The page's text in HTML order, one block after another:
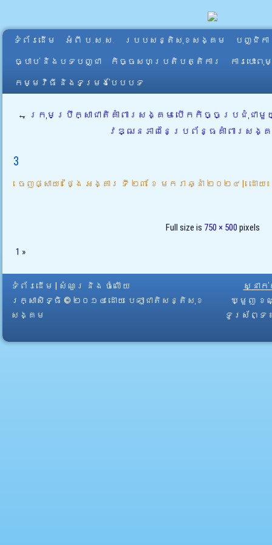
ទំព័រដើម អំពី​ ប.ស.ស. របបសន្តិសុខសង្គម បញ្ជិកា
ច្បាប់ និងបទបញ្ជា កិច្ចសហប្រតិបត្តិការ ការបោះ
កម្មវិធី និងទម្រង់បែបបទ
← ក្រុមប្រឹក្សាជាតិគាំពារសង្គម បើកកិច្ចប្រជុំជា
វឌ្ឍនភាពនៃប្រព័ន្ធគាំពារសង្
3
ចេញផ្សាយ៖ ថ្ងៃ អង្គារ ទី ២៣ ខែ មករា ឆ្នាំ ២០២៤ | ដោយ៖
Full size is 750 × 500 pixels
1 »
ទំព័រដើម
សំណួរ និង ចំលើយ
រក្សាសិទ្ធិ © ២០១៤ ដោយ​ បេឡាជាតិសន្តិសុខ
សង្គម
ស្នាក់
ឃ្មួញ ខណ្
ទូរស័ព្ទ